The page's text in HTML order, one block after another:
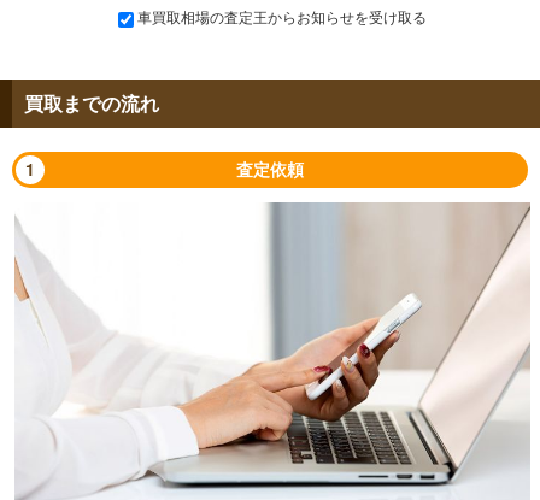
車買取相場の査定王からお知らせを受け取る
買取までの流れ
1 査定依頼